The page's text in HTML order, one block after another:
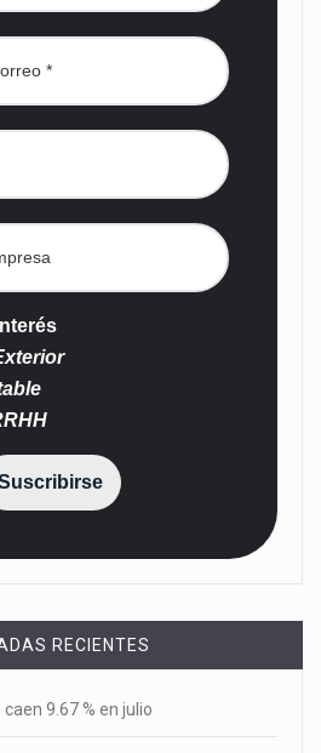
RECIENTES
9.67 % en julio